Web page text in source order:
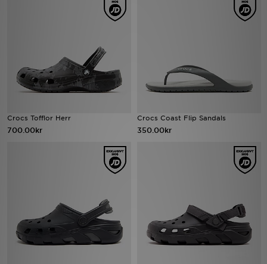
Crocs Tofflor Herr
700.00kr
Crocs Coast Flip Sandals
350.00kr
Mina meddelanden